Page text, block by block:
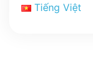
Tiếng Việt